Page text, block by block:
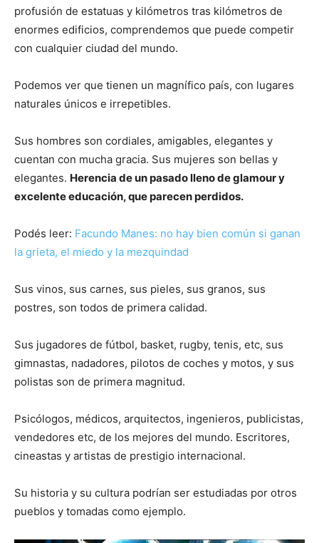
profusión de estatuas y kilómetros tras kilómetros de
enormes edificios, comprendemos que puede competir
con cualquier ciudad del mundo.
Podemos ver que tienen un magnífico país, con lugares
naturales únicos e irrepetibles.
Sus hombres son cordiales, amigables, elegantes y
cuentan con mucha gracia. Sus mujeres son bellas y
elegantes. Herencia de un pasado lleno de glamour y
excelente educación, que parecen perdidos.
Podés leer: Facundo Manes: no hay bien común si ganan
la grieta, el miedo y la mezquindad
Sus vinos, sus carnes, sus pieles, sus granos, sus
postres, son todos de primera calidad.
Sus jugadores de fútbol, basket, rugby, tenis, etc, sus
gimnastas, nadadores, pilotos de coches y motos, y sus
polistas son de primera magnitud.
Psicólogos, médicos, arquitectos, ingenieros, publicistas,
vendedores etc, de los mejores del mundo. Escritores,
cineastas y artistas de prestigio internacional.
Su historia y su cultura podrían ser estudiadas por otros
pueblos y tomadas como ejemplo.